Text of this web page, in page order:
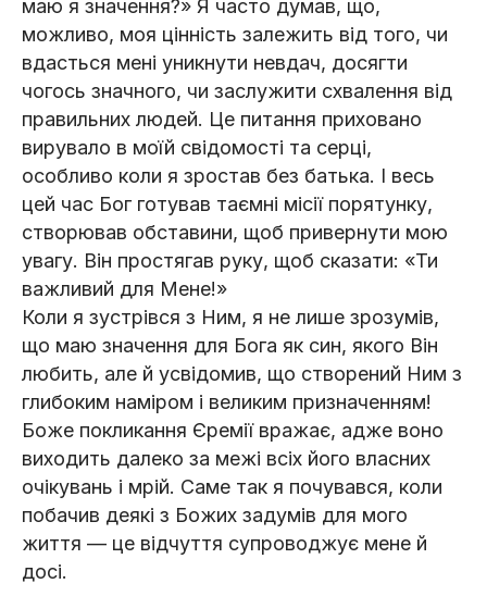
маю я значення?» Я часто думав, що,
можливо, моя цінність залежить від того, чи
вдасться мені уникнути невдач, досягти
чогось значного, чи заслужити схвалення від
правильних людей. Це питання приховано
вирувало в моїй свідомості та серці,
особливо коли я зростав без батька. І весь
цей час Бог готував таємні місії порятунку,
створював обставини, щоб привернути мою
увагу. Він простягав руку, щоб сказати: «Ти
важливий для Мене!»
Коли я зустрівся з Ним, я не лише зрозумів,
що маю значення для Бога як син, якого Він
любить, але й усвідомив, що створений Ним з
глибоким наміром і великим призначенням!
Боже покликання Єремії вражає, адже воно
виходить далеко за межі всіх його власних
очікувань і мрій. Саме так я почувався, коли
побачив деякі з Божих задумів для мого
життя — це відчуття супроводжує мене й
досі.